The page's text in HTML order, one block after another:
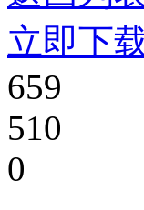
立即下
659
510
0